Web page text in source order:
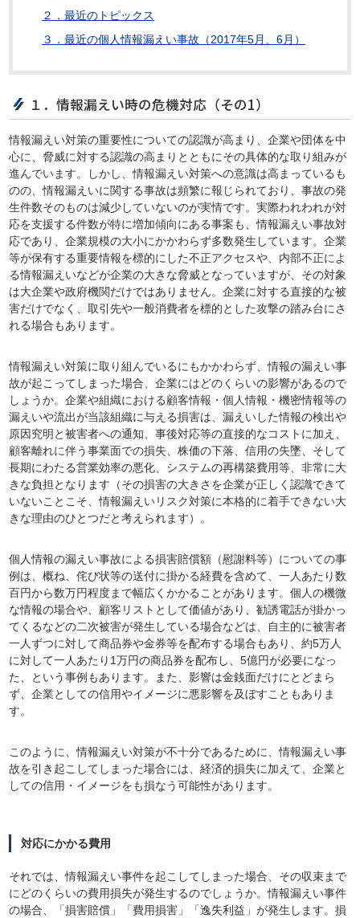
２．最近のトピックス
３．最近の個人情報漏えい事故（2017年5月、6月）
１．情報漏えい時の危機対応（その1）
情報漏えい対策の重要性についての認識が高まり、企業や団体を中
心に、脅威に対する認識の高まりとともにその具体的な取り組みが
進んでいます。しかし、情報漏えい対策への意識は高まっているも
のの、情報漏えいに関する事故は頻繁に報じられており、事故の発
生件数そのものは減少していないのが実情です。実際われわれが対
応を支援する件数が特に増加傾向にある事案も、情報漏えい事故対
応であり、企業規模の大小にかかわらず多数発生しています。企業
等が保有する重要情報を標的にした不正アクセスや、内部不正によ
る情報漏えいなどが企業の大きな脅威となっていますが、その対象
は大企業や政府機関だけではありません。企業に対する直接的な被
害だけでなく、取引先や一般消費者を標的とした攻撃の踏み台にさ
れる場合もあります。
情報漏えい対策に取り組んでいるにもかかわらず、情報の漏えい事
故が起こってしまった場合、企業にはどのくらいの影響があるので
しょうか。企業や組織における顧客情報・個人情報・機密情報等の
漏えいや流出が当該組織に与える損害は、漏えいした情報の検出や
原因究明と被害者への通知、事後対応等の直接的なコストに加え、
顧客離れに伴う事業面での損失、株価の下落、信用の失墜、そして
長期にわたる営業効率の悪化、システムの再構築費用等、非常に大
きな負担となります（その損害の大きさを企業が正しく認識できて
いないことこそ、情報漏えいリスク対策に本格的に着手できない大
きな理由のひとつだと考えられます）。
個人情報の漏えい事故による損害賠償額（慰謝料等）についての事
例は、概ね、侘び状等の送付に掛かる経費を含めて、一人あたり数
百円から数万円程度まで幅広くかかることがあります。個人の機微
な情報の場合や、顧客リストとして価値があり、勧誘電話が掛かっ
てくるなどの二次被害が発生している場合などは、自主的に被害者
一人ずつに対して商品券や金券等を配布する場合もあり、約5万人
に対して一人あたり1万円の商品券を配布し、5億円が必要になっ
た、という事例もあります。また、影響は金銭面だけにとどまら
ず、企業としての信用やイメージに悪影響を及ぼすこともありま
す。
このように、情報漏えい対策が不十分であるために、情報漏えい事
故を引き起こしてしまった場合には、経済的損失に加えて、企業と
しての信用・イメージをも損なう可能性があります。
対応にかかる費用
それでは、情報漏えい事件を起こしてしまった場合、その収束まで
にどのくらいの費用損失が発生するのでしょうか。情報漏えい事件
の場合、「損害賠償」「費用損害」「逸失利益」が発生します。損